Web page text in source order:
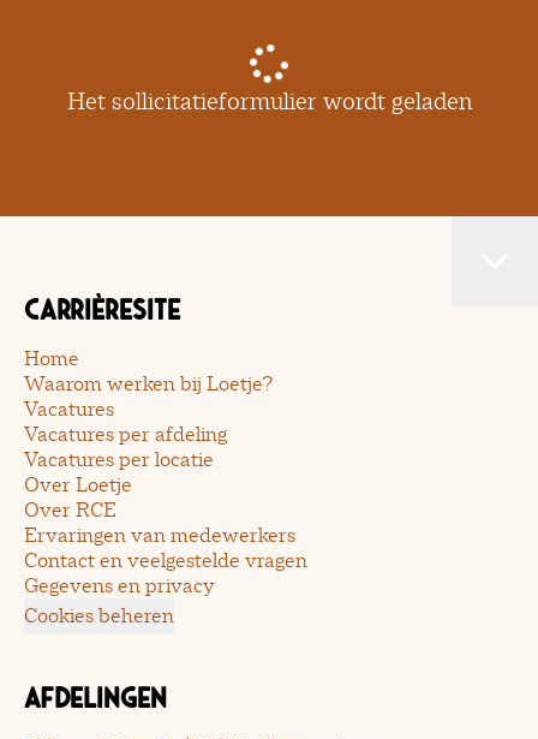
Het sollicitatieformulier wordt geladen
Carrièresite
Home
Waarom werken bij Loetje?
Vacatures
Vacatures per afdeling
Vacatures per locatie
Over Loetje
Over RCE
Ervaringen van medewerkers
Contact en veelgestelde vragen
Gegevens en privacy
Cookies beheren
Afdelingen